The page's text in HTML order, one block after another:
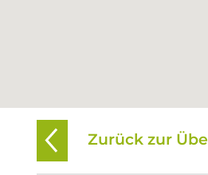
Zurück zur